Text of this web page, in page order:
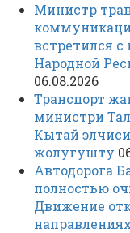
Министр
встретился
Народной
06.08.2026
Транспорт
министри
Кытай
жолугушту
Автодорога
полностью
Движение